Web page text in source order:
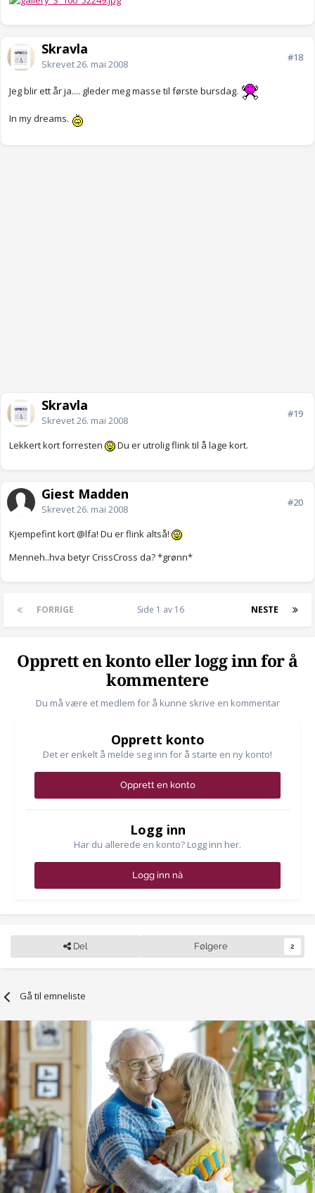
Skravla
Skrevet26. mai 2008
#18
Jeg blir ett år ja.... gleder meg masse til første bursdag.
In my dreams.
Skravla
Skrevet26. mai 2008
#19
Lekkert kort forresten Du er utrolig flink til å lage kort.
Gjest Madden
Skrevet26. mai 2008
#20
Kjempefint kort @lfa! Du er flink altså!
Menneh..hva betyr CrissCross da? *grønn*
FORRIGE NESTE
Side 1 av 16
Opprett en konto eller logg inn for å
kommentere
Du må være et medlem for å kunne skrive en kommentar
Opprett konto
Det er enkelt å melde seg inn for å starte en ny konto!
Opprett en konto
Logg inn
Har du allerede en konto? Logg inn her.
Logg inn nå
Del Følgere 2
Gå til emneliste